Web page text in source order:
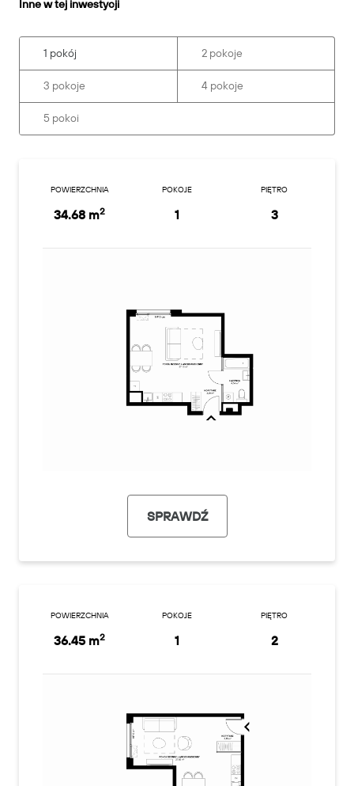
Inne w tej inwestycji
1 pokój 2 pokoje
3 pokoje 4 pokoje
5 pokoi
POWIERZCHNIA
34.68 m2
POKOJE
1
PIĘTRO
3
SPRAWDŹ
POWIERZCHNIA
36.45 m2
POKOJE
1
PIĘTRO
2